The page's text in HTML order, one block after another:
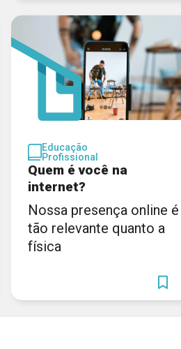
Educação
Profissional
Quem é você na
internet?
Nossa presença online é
tão relevante quanto a
física